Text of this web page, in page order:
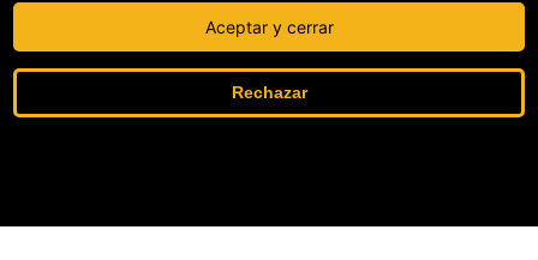
Política de protección de datos personales.
Sobre el secreto profesional y periodístico.
Sobre el derecho de rectificación.
Aceptar y cerrar
Rechazar